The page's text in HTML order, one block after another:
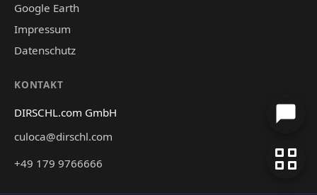
Google Earth
Impressum
Datenschutz
KONTAKT
DIRSCHL.com GmbH
culoca@dirschl.com
+49 179 9766666